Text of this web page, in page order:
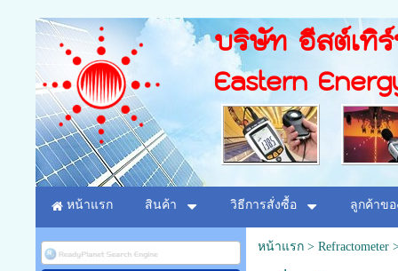
บริษัท อีสต์เทิ
Eastern
หน้าแรก สินค้า วิธีการสั่งซื้อ ลูกค้าขอ
หน้าแรก> Refractometer